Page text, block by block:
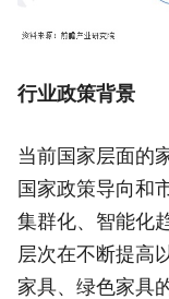
行业政策背景
当前国家层面的
国家政策导向和
集群化、智能化
层次在不断提高
家具、绿色家具